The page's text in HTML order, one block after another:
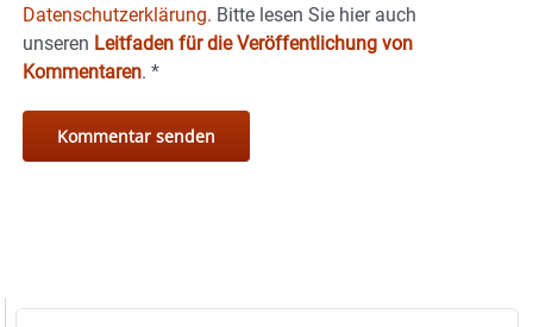
Datenschutzerklärung. Bitte lesen Sie hier auch
unseren Leitfaden für die Veröffentlichung von
Kommentaren. *